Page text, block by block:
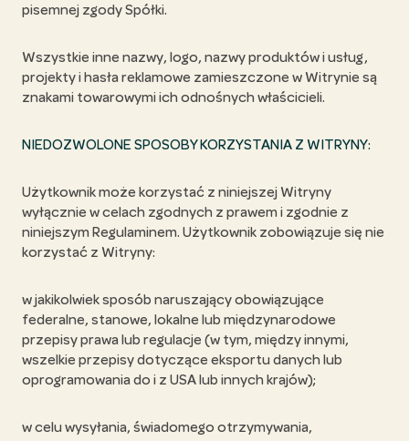
pisemnej zgody Spółki.
Wszystkie inne nazwy, logo, nazwy produktów i usług,
projekty i hasła reklamowe zamieszczone w Witrynie są
znakami towarowymi ich odnośnych właścicieli.
NIEDOZWOLONE SPOSOBY KORZYSTANIA Z WITRYNY:
Użytkownik może korzystać z niniejszej Witryny
wyłącznie w celach zgodnych z prawem i zgodnie z
niniejszym Regulaminem. Użytkownik zobowiązuje się nie
korzystać z Witryny:
w jakikolwiek sposób naruszający obowiązujące
federalne, stanowe, lokalne lub międzynarodowe
przepisy prawa lub regulacje (w tym, między innymi,
wszelkie przepisy dotyczące eksportu danych lub
oprogramowania do i z USA lub innych krajów);
w celu wysyłania, świadomego otrzymywania,